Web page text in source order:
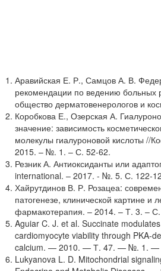
Аравийская Е. Р., Самцов А. В.
рекомендации по ведению больных
общество дерматовенерологов и
Коробкова Е., Озерская А.
значение: зависимость
молекулы гиалуроновой кислоты //
2015. – №. 1. – С. 52-62.
Резник А. Антиоксиданты или
international. – 2017. - №. 5. С. 122-
Хайрутдинов В. Р. Розацеа:
патогенезе, клинической картине
фармакотерапия. – 2014. – Т. 3. –
Aguiar C. J. et al. Succinate
cardiomyocyte viability through PKA-
calcium. — 2010. — Т. 47. — №. 1. —
Lukyanova L. D. Mitochondrial